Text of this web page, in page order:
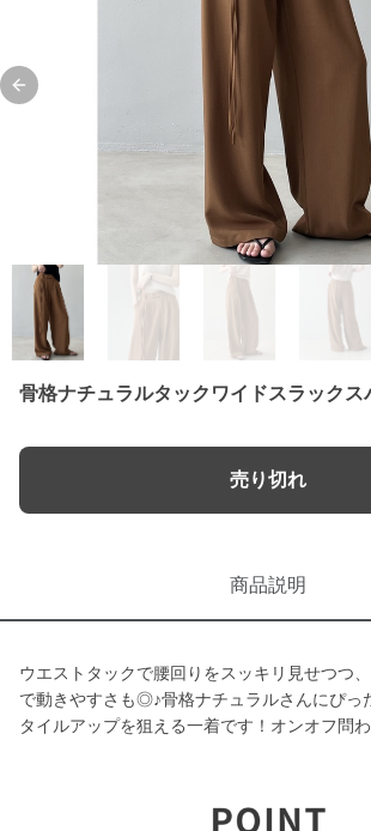
Previous slide
骨格ナチュラルタックワイドスラックス
売り切れ
商品説明
ウエストタックで腰回りをスッキリ見せつつ
で動きやすさも◎♪骨格ナチュラルさんにぴっ
タイルアップを狙える一着です！オンオフ問